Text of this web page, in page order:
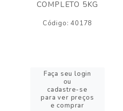
COMPLETO 5KG
Código: 40178
Faça seu login
ou
cadastre-se
para ver preços
e comprar